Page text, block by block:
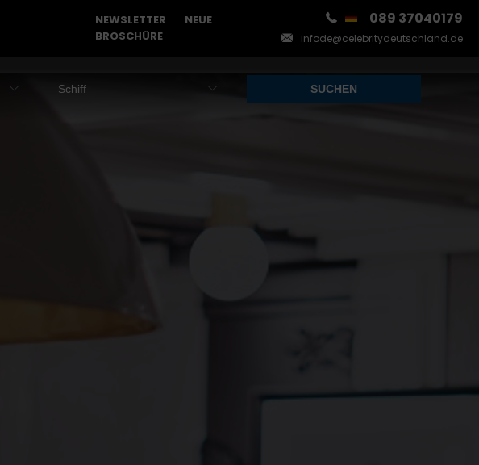
NEWSLETTER
NEUE
BROSCHÜRE
089 37040179
infode@celebritydeutschland.de